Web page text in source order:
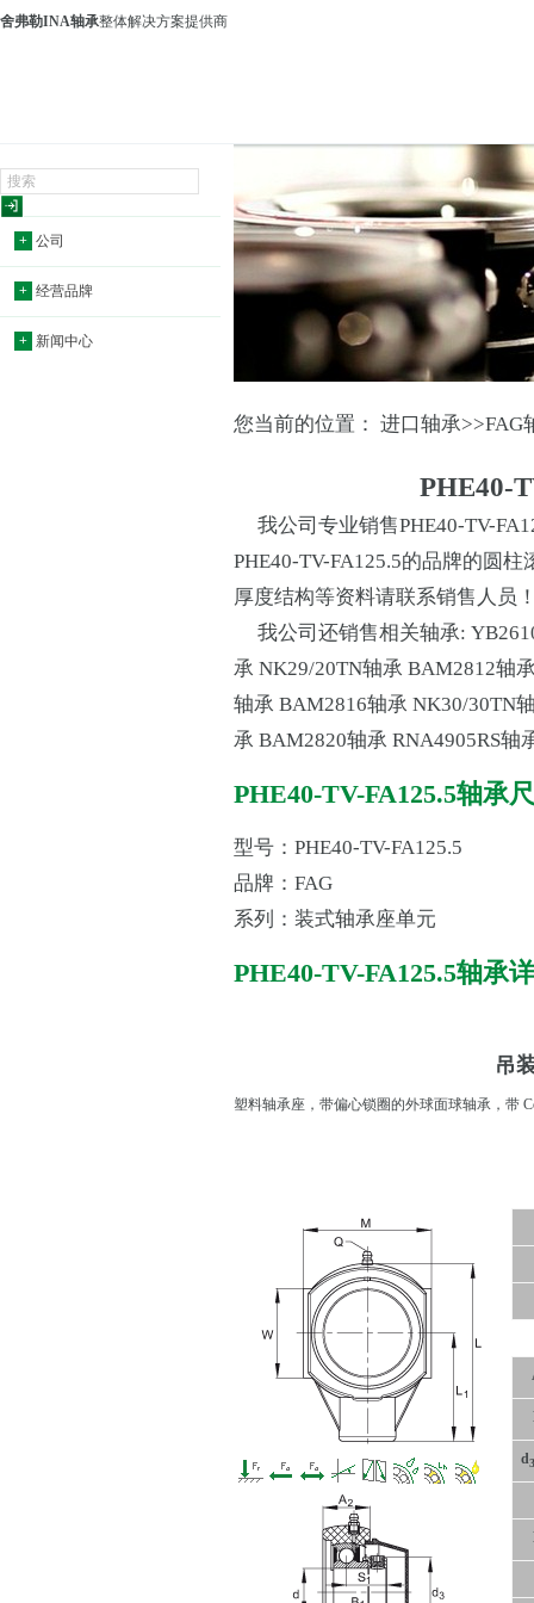
舍弗勒INA轴承整体解决方案提供商
+ 公司
+ 经营品牌
+ 新闻中心
您当前的位置： 进口轴承>>FAG
PHE40-
我公司专业销售PHE40-TV-
PHE40-TV-FA125.5的品牌的圆
厚度结构等资料请联系销售人员
我公司还销售相关轴承:
承 NK29/20TN轴承 BAM2812轴
轴承 BAM2816轴承 NK30/30TN
承 BAM2820轴承 RNA4905RS轴
PHE40-TV-FA125.5轴承
型号：PHE40-TV-FA125.5
品牌：FAG
系列：装式轴承座单元
PHE40-TV-FA125.5轴承
吊
塑料轴承座，带偏心锁圈的外球面球轴承，带
d